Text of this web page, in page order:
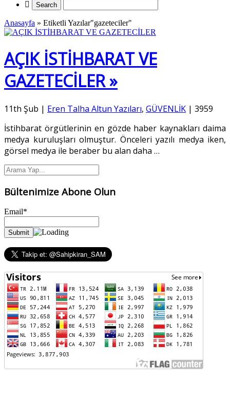
Anasayfa » Etiketli Yazılar"gazeteciler"
AÇIK İSTİHBARAT VE
GAZETECİLER »
11th Şub | Eren Talha Altun Yazıları, GÜVENLİK | 3959
İstihbarat örgütlerinin en gözde haber kaynakları daima
medya kuruluşları olmuştur. Önceleri yazılı medya iken,
görsel medya ile beraber bu alan daha …
Bültenimize Abone Olun
Email*